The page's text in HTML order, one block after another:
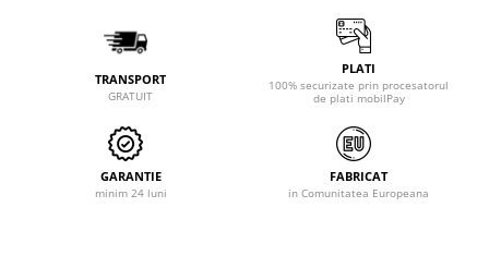
TRANSPORT
GRATUIT
PLATI
100% securizate prin procesatorul
de plati mobilPay
GARANTIE
minim 24 luni
FABRICAT
in Comunitatea Europeana